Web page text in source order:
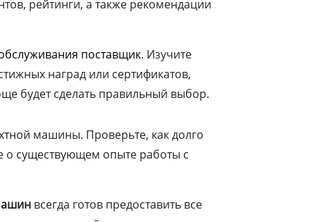
рейтинги, а также рекомендации
поставщик. Изучите
наград или сертификатов,
будет сделать правильный выбор.
машины. Проверьте, как долго
о существующем опыте работы с
всегда готов предоставить все